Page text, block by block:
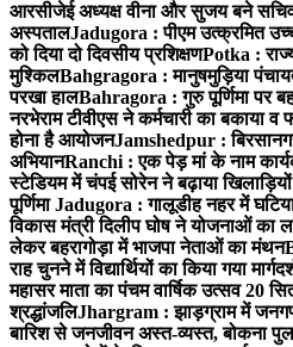
आरसीजेई अध्यक्ष वीना और सुजय बने
अस्पतालJadugora : पीएम उत्क्रमित
को दिया दो दिवसीय प्रशिक्षणPotka :
मुश्किलBahgragora : मानुषमुड़िया
परखा हालBahragora : गुरु पूर्णिमा पर
नरभेराम टीवीएस ने कर्मचारी का
होना है आयोजनJamshedpur : बिरसानगर
अभियानRanchi : एक पेड़ मां के नाम
स्टेडियम में चंपई सोरेन ने बढ़ाया
पूर्णिमाJadugora : गालूडीह नहर में
विकास मंत्री दिलीप घोष ने योजनाओं का
लेकर बहरागोड़ा में भाजपा नेताओं का मंथन
राह चुनने में विद्यार्थियों का किया गया
महासर माता का पंचम वार्षिक उत्सव 20
श्रद्धांजलिJhargram : झाड़ग्राम में
बारिश से जनजीवन अस्त-व्यस्त, बोकना पुल